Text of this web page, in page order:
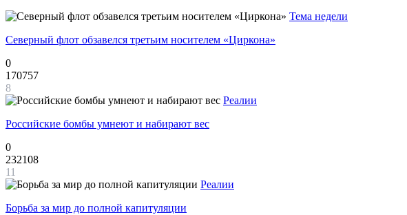
Тема недели
Северный флот обзавелся третьим носителем «Циркона»
0
170757
8
Реалии
Российские бомбы умнеют и набирают вес
0
232108
11
Реалии
Борьба за мир до полной капитуляции